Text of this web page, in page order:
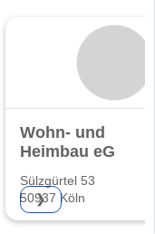
Wohn- und
Heimbau eG
Sülzgürtel 53
50937 Köln
❯